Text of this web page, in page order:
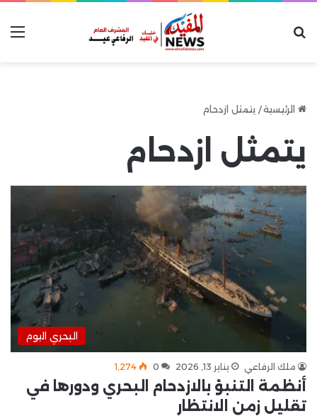
الرئيسية/ يتمثل ازدحام
يتمثل ازدحام
البحري اليوم
ملك الرفاعي يناير 13, 2026 0 1٬274
أنظمة التنبؤ بالازدحام البحري ودورها في
تقليل زمن الانتظار